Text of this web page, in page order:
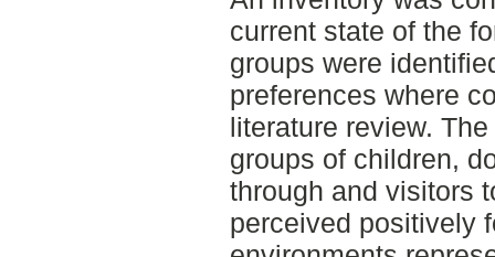
current state of the
groups were
preferences where
literature review.
groups of children,
through and visitors
perceived positively